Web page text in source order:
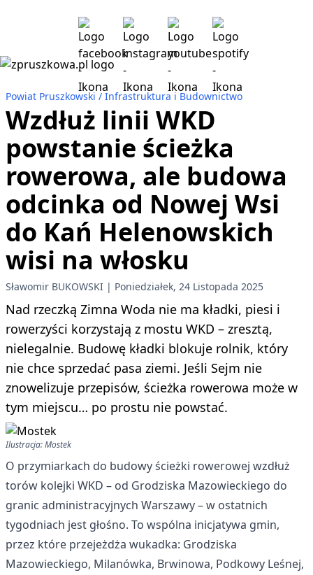
Powiat Pruszkowski Infrastruktura i Budownictwo
Wzdłuż linii WKD
powstanie ścieżka
rowerowa, ale budowa
odcinka od Nowej Wsi
do Kań Helenowskich
wisi na włosku
Sławomir BUKOWSKI Poniedziałek, 24 Listopada 2025
Nad rzeczką Zimna Woda nie ma kładki, piesi i
rowerzyści korzystają z mostu WKD – zresztą,
nielegalnie. Budowę kładki blokuje rolnik, który
nie chce sprzedać pasa ziemi. Jeśli Sejm nie
znowelizuje przepisów, ścieżka rowerowa może w
tym miejscu… po prostu nie powstać.
Ilustracja: Mostek
O przymiarkach do budowy ścieżki rowerowej wzdłuż
torów kolejki WKD – od Grodziska Mazowieckiego do
granic administracyjnych Warszawy – w ostatnich
tygodniach jest głośno. To wspólna inicjatywa gmin,
przez które przejeżdża wukadka: Grodziska
Mazowieckiego, Milanówka, Brwinowa, Podkowy Leśnej,